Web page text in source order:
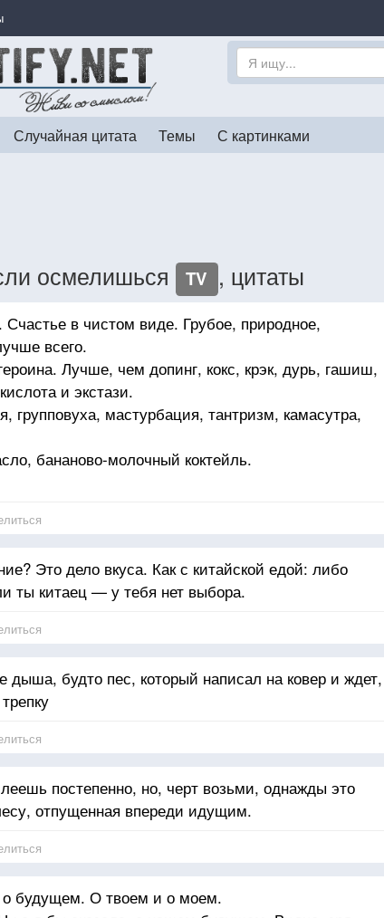
Случайная цитата Темы С картинками
осмелишься TV , цитаты
Счастье в чистом виде. Грубое, природное,
всего.
Лучше, чем допинг, кокс, крэк, дурь, гашиш,
и экстази.
мастурбация, тантризм, камасутра,
бананово-молочный коктейль.
Лукаса.
Мэрилин, Лара Крофт, Наоми Кэмпбелл.
чем шаги Нила Армстронга по Луне, чем хоровод
Билла Гейтса.
Ламы, чем все уколы тестостерона Шварценеггера
Андерсон.
рейвы.
Моррисона и Кастанеды.
Это дело вкуса. Как с китайской едой: либо
ты китаец — у тебя нет выбора.
дыша, будто пес, который написал на ковер и ждет,
постепенно, но, черт возьми, однажды это
отпущенная впереди идущим.
будущем. О твоем и о моем.